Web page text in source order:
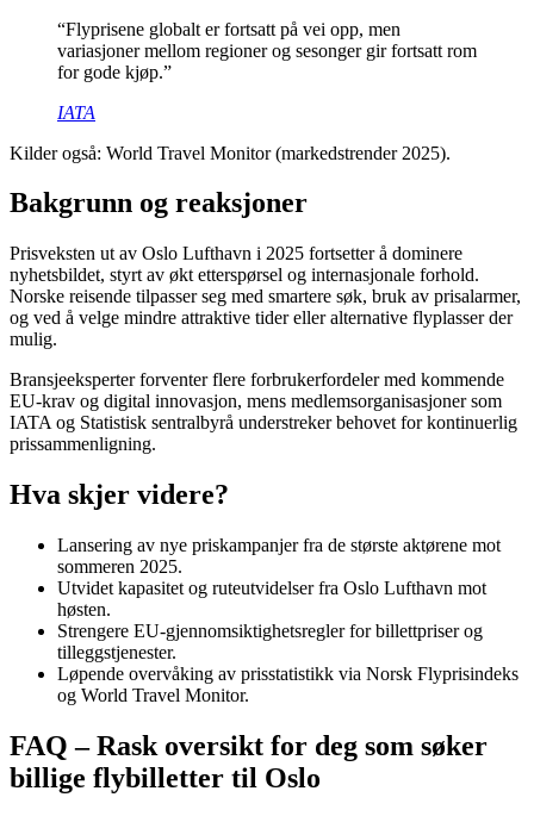
“Flyprisene globalt er fortsatt på vei opp, men
variasjoner mellom regioner og sesonger gir fortsatt rom
for gode kjøp.”
IATA
Kilder også: World Travel Monitor (markedstrender 2025).
Bakgrunn og reaksjoner
Prisveksten ut av Oslo Lufthavn i 2025 fortsetter å dominere
nyhetsbildet, styrt av økt etterspørsel og internasjonale forhold.
Norske reisende tilpasser seg med smartere søk, bruk av prisalarmer,
og ved å velge mindre attraktive tider eller alternative flyplasser der
mulig.
Bransjeeksperter forventer flere forbrukerfordeler med kommende
EU-krav og digital innovasjon, mens medlemsorganisasjoner som
IATA og Statistisk sentralbyrå understreker behovet for kontinuerlig
prissammenligning.
Hva skjer videre?
Lansering av nye priskampanjer fra de største aktørene mot
sommeren 2025.
Utvidet kapasitet og ruteutvidelser fra Oslo Lufthavn mot
høsten.
Strengere EU-gjennomsiktighetsregler for billettpriser og
tilleggstjenester.
Løpende overvåking av prisstatistikk via Norsk Flyprisindeks
og World Travel Monitor.
FAQ – Rask oversikt for deg som søker
billige flybilletter til Oslo